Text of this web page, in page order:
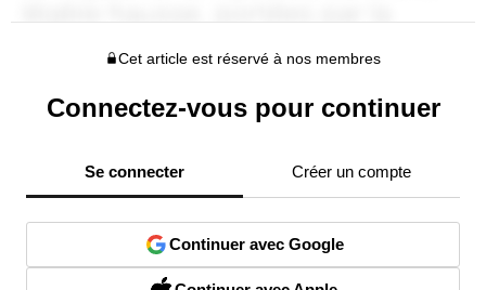
Cet article est réservé à nos membres
Connectez-vous pour continuer
Se connecter Créer un compte
Continuer avec Google